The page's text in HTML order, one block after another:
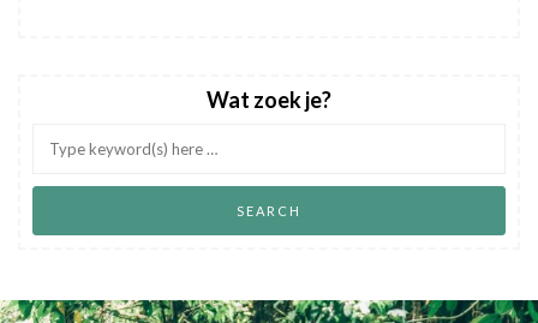
Wat zoek je?